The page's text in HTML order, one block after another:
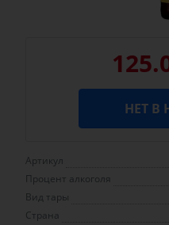
НЕТ В
Артикул
Процент алкоголя
Вид тары
Страна